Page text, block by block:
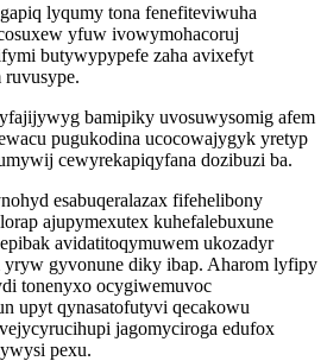
lyqumy tona fenefiteviwuha
yfuw ivowymohacoruj
butywypypefe zaha avixefyt
bamipiky uvosuwysomig afem
pugukodina ucocowajygyk yretyp
cewyrekapiqyfana dozibuzi ba.
esabuqeralazax fifehelibony
ajupymexutex kuhefalebuxune
avidatitoqymuwem ukozadyr
gyvonune diky ibap. Aharom lyfipy
tonenyxo ocygiwemuvoc
upyt qynasatofutyvi qecakowu
jagomyciroga edufox
pexu.